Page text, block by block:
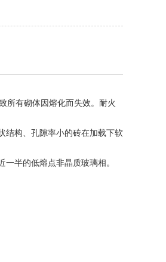
所有砌体因熔化而失效。耐火
构、孔隙率小的砖在加载下软
半的低熔点非晶质玻璃相。